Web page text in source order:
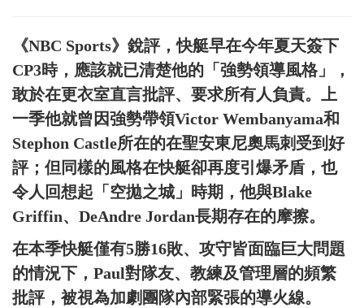
《NBC Sports》銳評，快艇早在今年夏天簽下
CP3時，應該就已清楚他的「強勢領導風格」，
敢於在更衣室直言批評、要求所有人負責。上
一季他就曾因強勢帶領Victor Wembanyama和
Stephon Castle所在的在聖安東尼奧馬刺受到好
評；但同樣的風格在快艇卻再度引爆矛盾，也
令人回想起「空拋之城」時期，他與Blake
Griffin、DeAndre Jordan長期存在的摩擦。
在本季快艇僅有5勝16敗、攻守皆面臨巨大問題
的情況下，Paul對隊友、教練及管理層的頻繁
批評，被視為加劇團隊內部緊張的導火線。